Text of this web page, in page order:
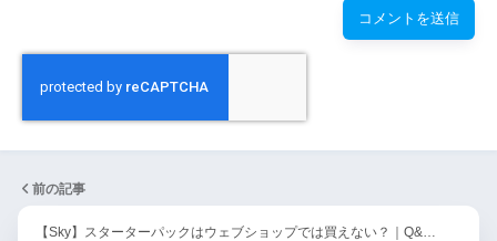
前の記事
【Sky】スターターパックはウェブショップでは買えない？｜Q&…